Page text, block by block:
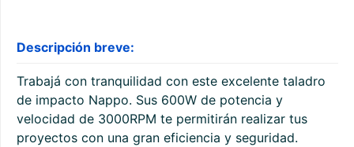
Descripción breve:
Trabajá con tranquilidad con este excelente taladro
de impacto Nappo. Sus 600W de potencia y
velocidad de 3000RPM te permitirán realizar tus
proyectos con una gran eficiencia y seguridad.